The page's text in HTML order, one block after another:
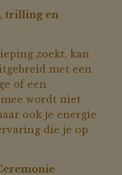
trilling en
zoekt, kan
met een
of een
wordt niet
ook je energie
die je op